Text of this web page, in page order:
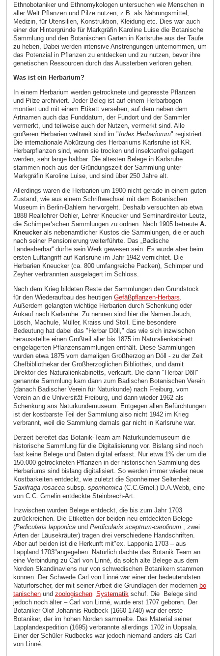
Ethnobotaniker und Ethnomykologen untersuchen wie Menschen in
aller Welt Pflanzen und Pilze nutzen, z.B. als Nahrungsmittel,
Medizin, für Utensilien, Konstruktion, Kleidung etc. Dies war auch
einer der Hintergründe für Markgräfin Karoline Luise die Botanische
Sammlung und den Botanischen Garten in Karlsruhe aus der Taufe
zu heben, Dabei werden intensive Anstrengungen unternommen, um
das Potenzial in Pflanzen zu entdecken und zu nutzen, bevor ihre
genetischen Ressourcen durch das Aussterben verloren gehen.
Was ist ein Herbarium?
In einem Herbarium werden getrocknete und gepresste Pflanzen
und Pilze archiviert. Jeder Beleg ist auf einem Herbarbogen
montiert und mit einem Etikett versehen, auf dem neben dem
Artnamen auch das Funddatum, der Fundort und der Sammler
vermerkt, und teilweise auch der Nutzen, vermerkt sind. Alle
größeren Herbarien weltweit sind im "Index Herbariorum" registriert.
Die internationale Abkürzung des Herbariums Karlsruhe ist KR.
Herbarpflanzen sind, wenn sie trocken und insektenfrei gelagert
werden, sehr lange haltbar. Die ältesten Belege in Karlsruhe
stammen noch aus der Gründungszeit der Sammlung unter
Markgräfin Karoline Luise, und sind über 250 Jahre alt.
Allerdings waren die Herbarien um 1900 nicht gerade in einem guten
Zustand, wie aus einem Schriftwechsel mit dem Botanischen
Museum in Berlin-Dahlem hervorgeht. Deshalb versuchten ab etwa
1888 Reallehrer Oehler, Lehrer Kneucker und Seminardirektor Leutz,
die Schimper‘schen Sammlungen zu ordnen. Nach 1905 betreute A.
Kneuckerals nebenamtlicher Kustos die Sammlungen, die er auch
nach seiner Pensionierung weiterführte. Das „Badische
Landesherbar“ dürfte sein Werk gewesen sein. Es wurde aber beim
ersten Luftangriff auf Karlsruhe im Jahr 1942 vernichtet. Die
Herbarien Kneucker (ca. 800 umfangreiche Packen), Schimper und
Zeyher verbrannten ausgelagert im Schloss.
Nach dem Krieg bildeten Reste der Sammlungen den Grundstock
für den Wiederaufbau des heutigen Gefäßpflanzen-Herbars
Außerdem gelangten wichtige Herbarien durch Schenkung oder
Ankauf nach Karlsruhe. Zu nennen sind hier die Namen Jauch,
Lösch, Machule, Müller, Kraiss und Stoll. Eine besondere
Bedeutung hat dabei das "Herbar Döll," das wie sich inzwischen
herausstellte einen Großteil aller bis 1875 im Naturalienkabinett
eingelagerten Pflanzensammlungen enthält. Diese Sammlungen
wurden etwa 1875 vom damaligen Großherzog an Döll - zu der Zeit
Chefbibliothekar der Großherzoglichen Bibliothek, und damit
Direktor des Naturalienkabinetts, verkauft. Die dann "Herbar Döll"
genannte Sammlung kam dann zum Badischen Botanischen Verein
(danach Badischer Verein für Naturkunde) nach Freiburg, vom
Verein an die Universität Freiburg, und dann wieder 1962 als
Schenkung ans Naturkundemuseum. Entgegen allen Befürchtungen
ist der kostbarste Teil der Sammlung also nicht 1942 im Krieg
verbrannt, weil die Sammlung damals gar nicht in Karlsruhe war.
Derzeit bereitet das Botanik-Team am Naturkundemuseum die
historische Sammlung für die Digitalisierung vor. Bislang sind noch
fast keine Belege und Daten digital erfasst. Nur etwa 1% der um die
150.000 getrockneten Pflanzen in der historischen Sammlung des
Herbariums sind bislang digitalisiert. So werden immer wieder neue
Kostbarkeiten entdeckt, wie zuletzt die Sponheimer Seltenheit
Saxifraga rosaceasubsp. sponhemica(C.C.Gmel.) D.A.Webb, eine
von C.C. Gmelin entdeckte Steinbrech-Art.
Inzwischen wurden Belege entdeckt, die bis zum Jahr 1703
zurückreichen. Die Etiketten der beiden neu entdeckten Belege
(Pedicularis lapponicaund Perdicularis sceptrum-carolinum, zwei
Arten der Läusekräuter) tragen drei verschiedene Handschriften.
Aber auf beiden ist die Herkunft mit"ex. Lapponia 1703 – aus
Lappland 1703"angegeben. Natürlich dachte das Botanik Team an
eine Verbindung zu Carl von Linné, da solch alte Belege aus dem
Norden Skandinaviens nur von schwedischen Botanikern stammen
können. Der Schwede Carl von Linné war einer der bedeutendsten
Naturforscher, der mit seiner Arbeit die Grundlagen der modernen bo
tanischenund zoologischen Systematikschuf. Die Belege sind
jedoch noch älter – Carl von Linné, wurde erst 1707 geboren. Der
Botaniker Olof Johannis Rudbeck (1660-1740) war der erste
Botaniker, der im hohen Norden sammelte. Das Material seiner
Lapplandexpedition (1695) verbrannte allerdings 1702 in Uppsala.
Einer der Schüler Rudbecks war jedoch niemand anders als Carl
von Linné.